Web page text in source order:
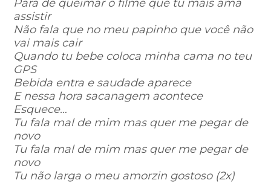
Para de queimar o filme que tu mais ama
assistir
Não fala que no meu papinho que você não
vai mais cair
Quando tu bebe coloca minha cama no teu
GPS
Bebida entra e saudade aparece
E nessa hora sacanagem acontece
Esquece…
Tu fala mal de mim mas quer me pegar de
novo
Tu fala mal de mim mas quer me pegar de
novo
Tu não larga o meu amorzin gostoso (2x)